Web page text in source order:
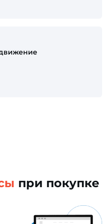
при покупке